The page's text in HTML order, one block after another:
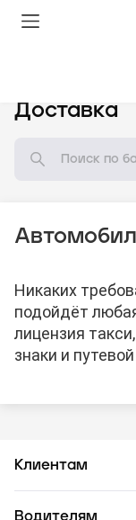
Доставка
Никаких
подойдёт
лицензия
знаки и
Клиентам
Водителям